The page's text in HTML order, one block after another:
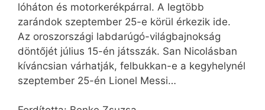
lóháton és motorkerékpárral. A legtöbb
zarándok szeptember 25-e körül érkezik ide.
Az oroszországi labdarúgó-világbajnokság
döntőjét július 15-én játsszák. San Nicolásban
kíváncsian várhatják, felbukkan-e a kegyhelynél
szeptember 25-én Lionel Messi…